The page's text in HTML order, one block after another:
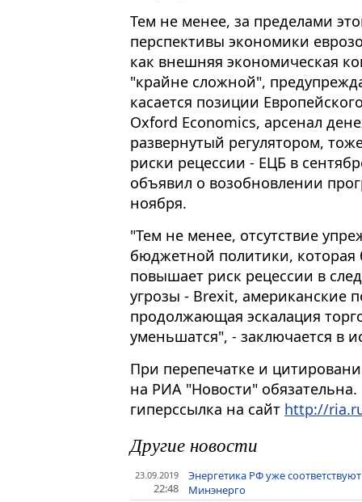
Тем не менее, за пределами
перспективы экономики
как внешняя экономическая
"крайне сложной",
касается позиции
Oxford Economics, арсенал
развернутый регулятором,
риски рецессии - ЕЦБ в
объявил о возобновлении
ноября.
"Тем не менее, отсутствие
бюджетной политики,
повышает риск рецессии в
угрозы - Brexit, американские
продолжающая эскалация
уменьшатся", - заключается в
При перепечатке и
на РИА "Новости"
гиперссылка на сайт http://
Другие новости
23.09.2019
22:48
Энергетика РФ уже
Минэнерго